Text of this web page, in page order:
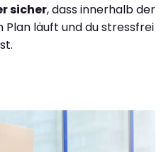
sicher, dass innerhalb der
Plan läuft und du stressfrei